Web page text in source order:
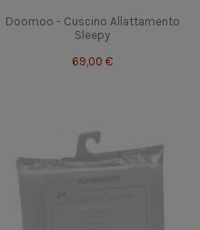
Doomoo - Cuscino Allattamento
Sleepy
69,00 €